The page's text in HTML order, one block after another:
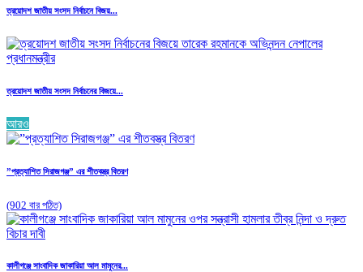
ত্রয়োদশ জাতীয় সংসদ নির্বাচনে বিজয়...
ত্রয়োদশ জাতীয় সংসদ নির্বাচনের বিজয়ে...
আরও
”প্রত্যাশিত সিরাজগঞ্জ” এর শীতবস্ত্র বিতরণ
(902 বার পঠিত)
কালীগঞ্জে সাংবাদিক জাকারিয়া আল মামুনের...